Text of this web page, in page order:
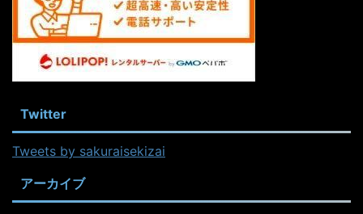
Twitter
Tweets by sakuraisekizai
アーカイブ